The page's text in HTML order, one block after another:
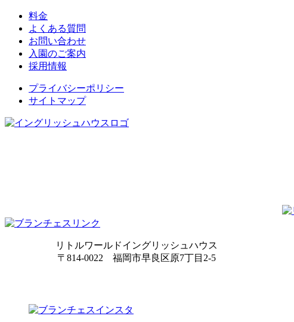
料金
よくある質問
お問い合わせ
入園のご案内
採用情報
プライバシーポリシー
サイトマップ
リトルワールドイングリッシュハウス
〒814-0022 福岡市早良区原7丁目2-5